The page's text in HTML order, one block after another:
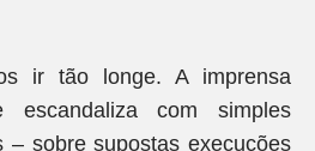
ir tão longe. A imprensa
escandaliza com simples
– sobre supostas execuções